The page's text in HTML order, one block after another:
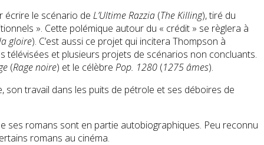
écrire le scénario de L’Ultime Razzia (The Killing), tiré du
». Cette polémique autour du « crédit » se règlera à
gloire). C’est aussi ce projet qui incitera Thompson à
télévisées et plusieurs projets de scénarios non concluants.
(Rage noire) et le célèbre Pop. 1280 (1275 âmes).
son travail dans les puits de pétrole et ses déboires de
ses romans sont en partie autobiographiques. Peu reconnu
romans au cinéma.